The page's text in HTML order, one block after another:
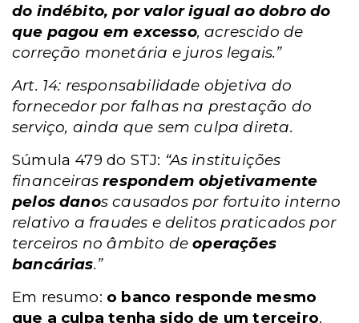
do indébito, por valor igual ao dobro do
que pagou em excesso, acrescido de
correção monetária e juros legais.”
Art. 14: responsabilidade objetiva do
fornecedor por falhas na prestação do
serviço, ainda que sem culpa direta.
Súmula 479 do STJ: “As instituições
financeirasrespondem objetivamente
pelos danos causados por fortuito interno
relativo a fraudes e delitos praticados por
terceiros no âmbito deoperações
bancárias.”
Em resumo: o banco responde mesmo
que a culpa tenha sido de um terceiro.